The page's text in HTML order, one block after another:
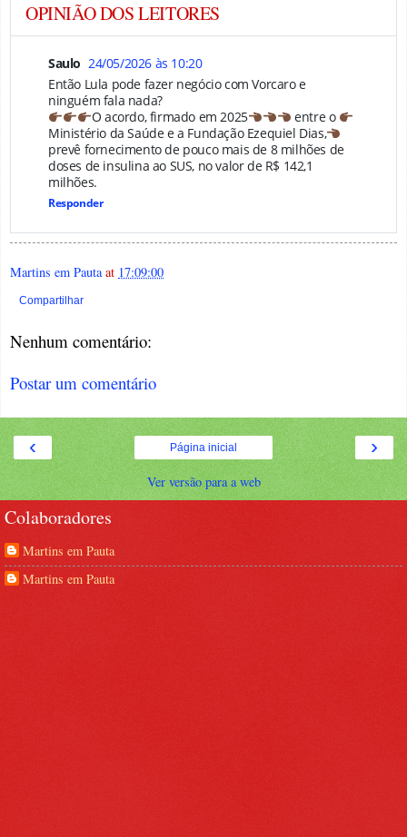
OPINIÃO DOS LEITORES
Saulo 24/05/2026 às 10:20
Então Lula pode fazer negócio com Vorcaro e
ninguém fala nada?
O acordo, firmado em 2025
entre o
Ministério da Saúde e a Fundação Ezequiel Dias,
prevê fornecimento de pouco mais de 8 milhões de
doses de insulina ao SUS, no valor de R$ 142,1
milhões.
Responder
Martins em Pauta at 17:09:00
Compartilhar
Nenhum comentário:
Postar um comentário
‹ ›
Página inicial
Ver versão para a web
Colaboradores
Martins em Pauta
Martins em Pauta